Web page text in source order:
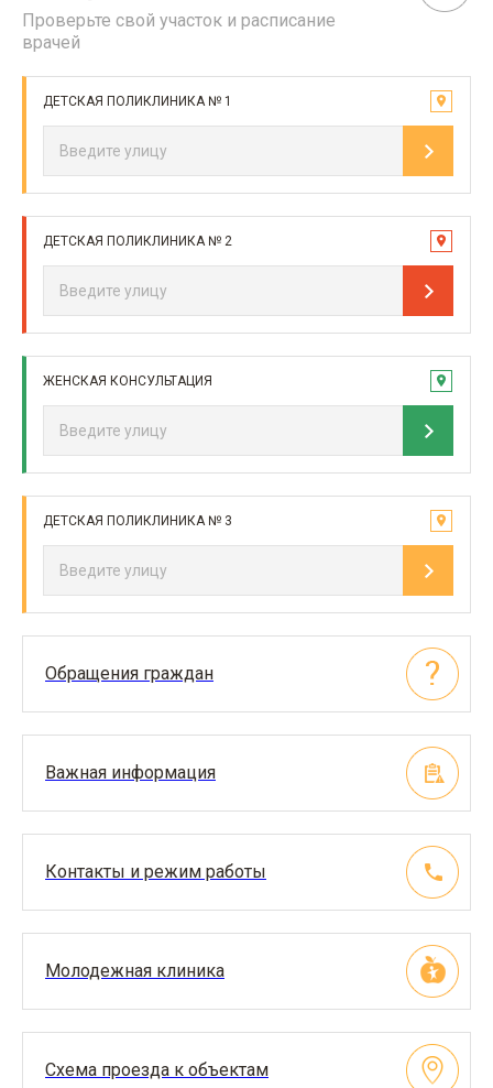
Проверьте свой участок и расписание
врачей
ДЕТСКАЯ ПОЛИКЛИНИКА № 1
ДЕТСКАЯ ПОЛИКЛИНИКА № 2
ЖЕНСКАЯ КОНСУЛЬТАЦИЯ
ДЕТСКАЯ ПОЛИКЛИНИКА № 3
Обращения граждан
Важная информация
Контакты и режим работы
Молодежная клиника
Схема проезда к объектам